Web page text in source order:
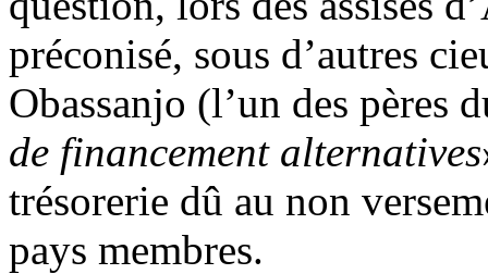
préconisé, sous d’autres
Obassanjo (l’un des pères
de financement alternatives
trésorerie dû au non
pays membres.